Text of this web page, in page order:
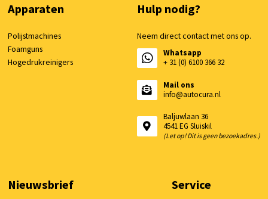
Apparaten
Polijstmachines
Foamguns
Hogedrukreinigers
Hulp nodig?
Neem direct contact met ons op.
Whatsapp
+ 31 (0) 6100 366 32
Mail ons
info@autocura.nl
Baljuwlaan 36
4541 EG Sluiskil
(Let op! Dit is geen bezoekadres.)
Nieuwsbrief Service